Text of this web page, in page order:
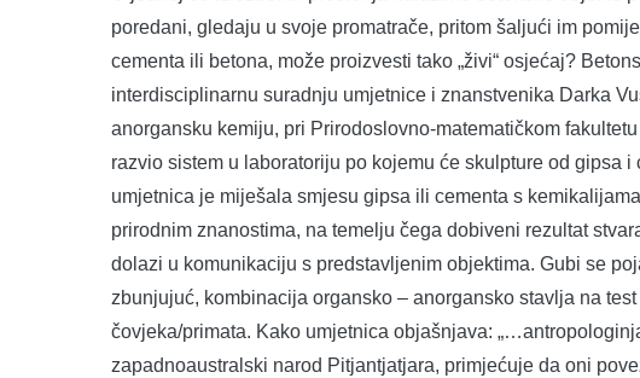
poredani, gledaju u svoje promatrače, pritom šaljući im
cementa ili betona, može proizvesti tako „živi“ osjećaj?
interdisciplinarnu suradnju umjetnice i znanstvenika Darka
anorgansku kemiju, pri Prirodoslovno-matematičkom
razvio sistem u laboratoriju po kojemu će skulpture od gipsa
umjetnica je miješala smjesu gipsa ili cementa s
prirodnim znanostima, na temelju čega dobiveni rezultat
dolazi u komunikaciju s predstavljenim objektima. Gubi se
zbunjujuć, kombinacija organsko – anorgansko stavlja na
čovjeka/primata. Kako umjetnica objašnjava:
zapadnoaustralski narod Pitjantjatjara, primjećuje da oni